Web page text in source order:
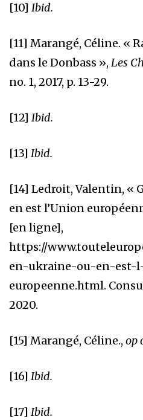
[10] Ibid.
[11] Marangé, Céline. «
dans le Donbass », Les
no. 1, 2017, p. 13-29.
[12] Ibid.
[13] Ibid.
[14] Ledroit, Valentin, «
en est l’Union
[en ligne],
https://
en-ukraine-ou-en-est-
europeenne.html.
2020.
[15] Marangé, Céline., op
[16] Ibid.
[17] Ibid.